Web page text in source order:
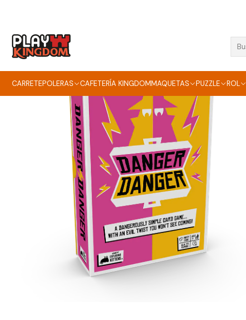
CARRETEPOLERAS CAFETERÍA KINGDOMMAQUETAS PUZZLE ROL